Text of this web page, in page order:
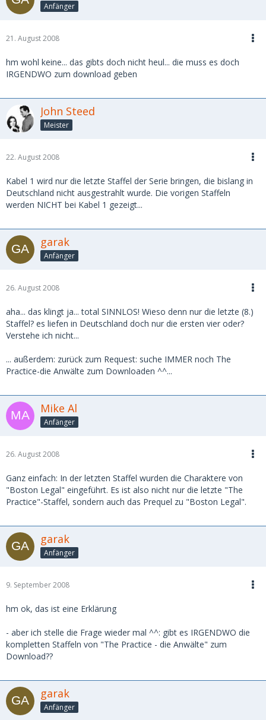
Anfänger
21. August 2008
hm wohl keine... das gibts doch nicht heul... die muss es doch
IRGENDWO zum download geben
John Steed
Meister
22. August 2008
Kabel 1 wird nur die letzte Staffel der Serie bringen, die bislang in
Deutschland nicht ausgestrahlt wurde. Die vorigen Staffeln
werden NICHT bei Kabel 1 gezeigt...
garak
Anfänger
26. August 2008
aha... das klingt ja... total SINNLOS! Wieso denn nur die letzte (8.)
Staffel? es liefen in Deutschland doch nur die ersten vier oder?
Verstehe ich nicht...
... außerdem: zurück zum Request: suche IMMER noch The
Practice-die Anwälte zum Downloaden ^^...
Mike Al
Anfänger
26. August 2008
Ganz einfach: In der letzten Staffel wurden die Charaktere von
"Boston Legal" eingeführt. Es ist also nicht nur die letzte "The
Practice"-Staffel, sondern auch das Prequel zu "Boston Legal".
garak
Anfänger
9. September 2008
hm ok, das ist eine Erklärung
- aber ich stelle die Frage wieder mal ^^: gibt es IRGENDWO die
kompletten Staffeln von "The Practice - die Anwälte" zum
Download??
garak
Anfänger